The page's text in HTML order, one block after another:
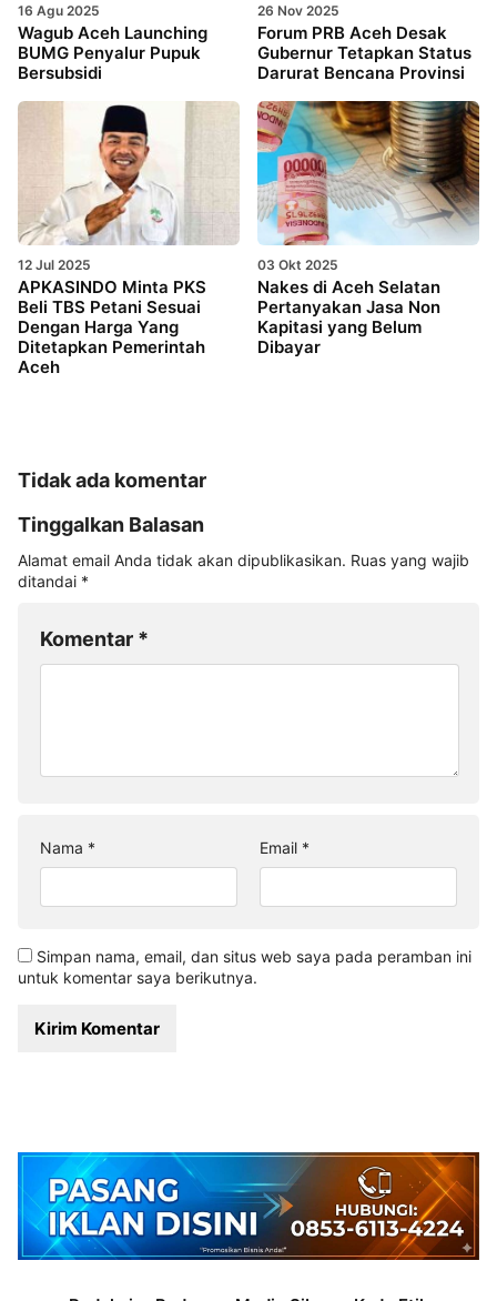
16 Agu 2025
Wagub Aceh Launching
BUMG Penyalur Pupuk
Bersubsidi
26 Nov 2025
Forum PRB Aceh Desak
Gubernur Tetapkan Status
Darurat Bencana Provinsi
12 Jul 2025
APKASINDO Minta PKS
Beli TBS Petani Sesuai
Dengan Harga Yang
Ditetapkan Pemerintah
Aceh
03 Okt 2025
Nakes di Aceh Selatan
Pertanyakan Jasa Non
Kapitasi yang Belum
Dibayar
Tidak ada komentar
Tinggalkan Balasan
Alamat email Anda tidak akan dipublikasikan. Ruas yang wajib
ditandai *
Komentar *
Nama * Email *
Simpan nama, email, dan situs web saya pada peramban ini
untuk komentar saya berikutnya.